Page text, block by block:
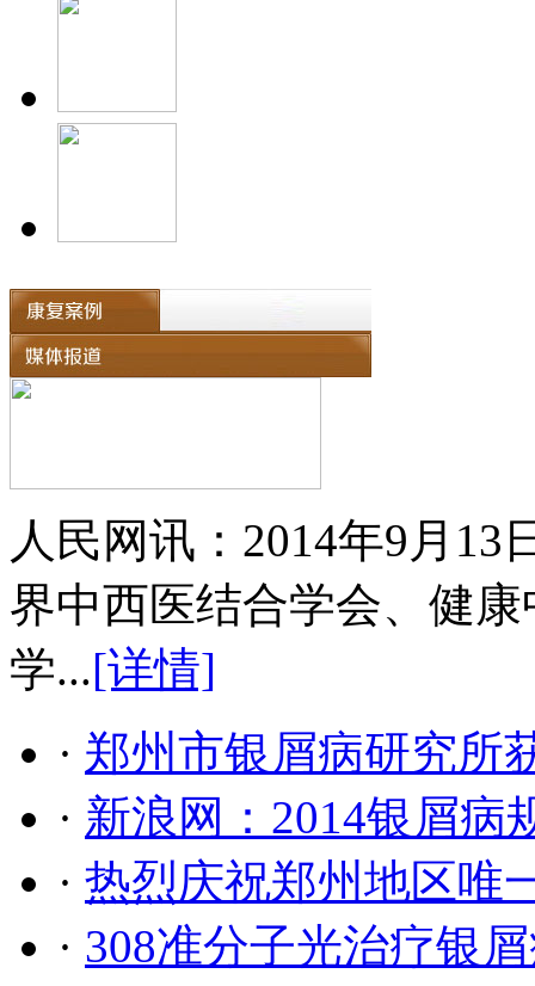
人民网讯：2014年9月
界中西医结合学会、健
学...[详情]
· 郑州市银屑病研究所
· 新浪网：2014银屑病
· 热烈庆祝郑州地区唯
· 308准分子光治疗银